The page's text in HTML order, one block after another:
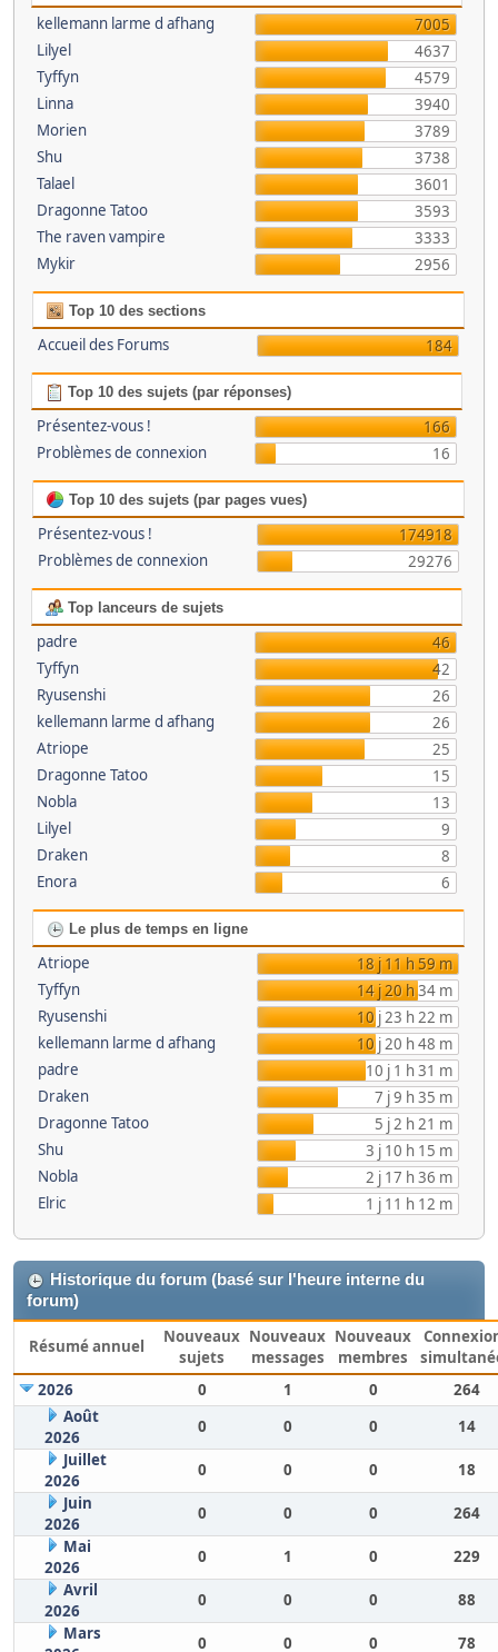
kellemann larme d afhang
7005
Lilyel
4637
Tyffyn
4579
Linna
3940
Morien
3789
Shu
3738
Talael
3601
Dragonne Tatoo
3593
The raven vampire
3333
Mykir
2956
Top 10 des sections
Accueil des Forums 184
Top 10 des sujets (par réponses)
Présentez-vous !
166
Problèmes de connexion
16
Top 10 des sujets (par pages vues)
Présentez-vous !
174918
Problèmes de connexion
29276
Top lanceurs de sujets
padre
46
Tyffyn
42
Ryusenshi
26
kellemann larme d afhang
26
Atriope
25
Dragonne Tatoo
15
Nobla
13
Lilyel
9
Draken
8
Enora
6
Le plus de temps en ligne
Atriope
18 j 11 h 59 m
Tyffyn
14 j 20 h 34 m
Ryusenshi
10 j 23 h 22 m
kellemann larme d afhang
10 j 20 h 48 m
padre
10 j 1 h 31 m
Draken
7 j 9 h 35 m
Dragonne Tatoo
5 j 2 h 21 m
Shu
3 j 10 h 15 m
Nobla
2 j 17 h 36 m
Elric
1 j 11 h 12 m
Historique du forum (basé sur l'heure interne du
forum)
Résumé annuel
Nouveaux
sujets
Nouveaux
messages
Nouveaux
membres
2026
0 1 0
264
Août
2026
0 0 0
14
Juillet
2026
0 0 0
18
Juin
2026
0 0 0
264
Mai
2026
0 1 0
229
Avril
2026
0 0 0
88
Mars
0 0 0 78